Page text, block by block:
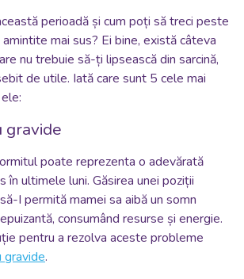
perioadă și cum poți să treci peste
mai sus? Ei bine, există câteva
nu trebuie să-ți lipsească din sarcină,
de utile. Iată care sunt 5 cele mai
gravide
poate reprezenta o adevărată
în ultimele luni. Găsirea unei poziții
I permită mamei sa aibă un somn
consumând resurse și energie.
pentru a rezolva aceste probleme
gravide.